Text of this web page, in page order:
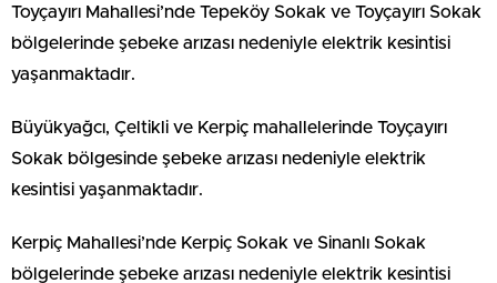
Toyçayırı Mahallesi’nde Tepeköy Sokak ve Toyçayırı Sokak
bölgelerinde şebeke arızası nedeniyle elektrik kesintisi
yaşanmaktadır.
Büyükyağcı, Çeltikli ve Kerpiç mahallelerinde Toyçayırı
Sokak bölgesinde şebeke arızası nedeniyle elektrik
kesintisi yaşanmaktadır.
Kerpiç Mahallesi’nde Kerpiç Sokak ve Sinanlı Sokak
bölgelerinde şebeke arızası nedeniyle elektrik kesintisi